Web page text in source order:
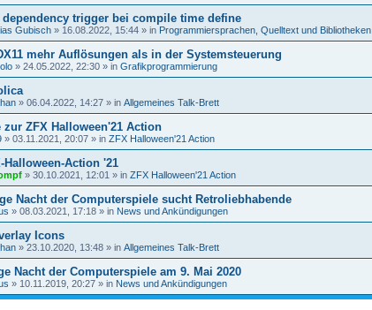
dependency trigger bei compile time define
Gubisch » 16.08.2022, 15:44 » in Programmiersprachen, Quelltext und Bibliotheken
mehr Auflösungen als in der Systemsteuerung
» 24.05.2022, 22:30 » in Grafikprogrammierung
» 06.04.2022, 14:27 » in Allgemeines Talk-Brett
zur ZFX Halloween'21 Action
» 03.11.2021, 20:07 » in ZFX Halloween'21 Action
Halloween-Action '21
» 30.10.2021, 12:01 » in ZFX Halloween'21 Action
Nacht der Computerspiele sucht Retroliebhabende
» 08.03.2021, 17:18 » in News und Ankündigungen
Icons
» 23.10.2020, 13:48 » in Allgemeines Talk-Brett
Nacht der Computerspiele am 9. Mai 2020
» 10.11.2019, 20:27 » in News und Ankündigungen